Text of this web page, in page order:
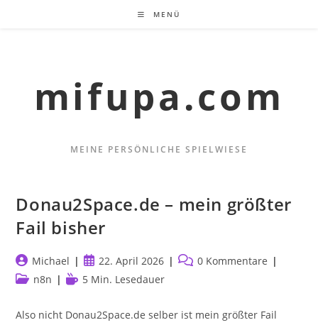
MENÜ
mifupa.com
MEINE PERSÖNLICHE SPIELWIESE
Donau2Space.de – mein größter
Fail bisher
Beitrags-
Autor:
Michael
Beitrag
veröffentlicht:
22. April 2026
Beitrags-
0 Kommentare
Beitrags-
n8n Lesedauer:
5 Min. Lesedauer
Also nicht Donau2Space.de selber ist mein größter Fail